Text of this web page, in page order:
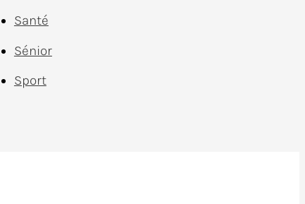
Santé
Sénior
Sport